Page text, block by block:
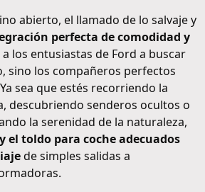
abierto, el llamado de lo salvaje y
perfecta de comodidad y
los entusiastas de Ford a buscar
sino los compañeros perfectos
sea que estés recorriendo la
descubriendo senderos ocultos o
la serenidad de la naturaleza,
el toldo para coche adecuados
de simples salidas a